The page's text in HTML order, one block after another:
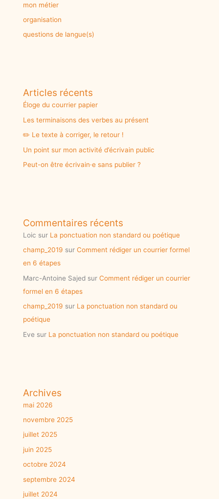
mon métier
organisation
questions de langue(s)
Articles récents
Éloge du courrier papier
Les terminaisons des verbes au présent
✏️ Le texte à corriger, le retour !
Un point sur mon activité d’écrivain public
Peut-on être écrivain·e sans publier ?
Commentaires récents
Loic sur La ponctuation non standard ou poétique
champ_2019 surComment rédiger un courrier formel
en 6 étapes
Marc-Antoine Sajed surComment rédiger un courrier
formel en 6 étapes
champ_2019 sur La ponctuation non standard ou
poétique
Eve sur La ponctuation non standard ou poétique
Archives
mai 2026
novembre 2025
juillet 2025
juin 2025
octobre 2024
septembre 2024
juillet 2024